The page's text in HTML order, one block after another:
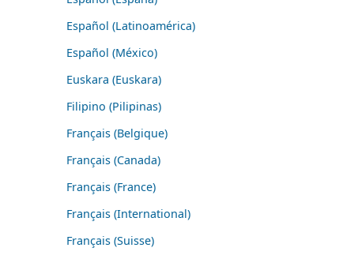
Español (Latinoamérica)
Español (México)
Euskara (Euskara)
Filipino (Pilipinas)
Français (Belgique)
Français (Canada)
Français (France)
Français (International)
Français (Suisse)